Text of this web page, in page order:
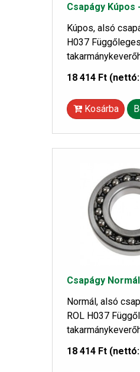
Csapágy Kúpos
Kúpos, alsó
H037 Függőleges
18 414 Ft
Kosárba
Csapágy
Normál, alsó
ROL H037
18 414 Ft